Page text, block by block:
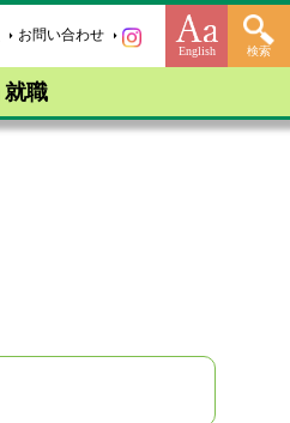
お問い合わせ
English 検索
就職